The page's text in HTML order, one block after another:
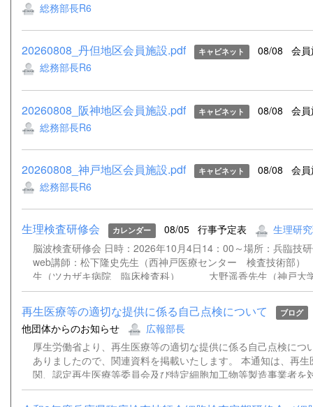
総務部長R6
20260808_丹但地区会員施設.pdf キャビネット 08/08
会
総務部長R6
20260808_阪神地区会員施設.pdf キャビネット 08/08
会
総務部長R6
20260808_神戸地区会員施設.pdf キャビネット 08/08
会
総務部長R6
生理検査研修会 カレンダー 08/05 行事予定表
生理研
脳波検査研修会 日時：2026年10月4日14：00～場所：兵臨技
web講師：松下隆史先生（西神戸医療センター 検査技術
生（ツカザキ病院 臨床検査科） 大野遥香先生（神戸大
院 検査部） 松﨑俊樹先生（姫路赤十字病院 検査技術
再生医療等の適切な提供に係る自己点検について ブログ
他団体からのお知らせ
広報部長
厚生労働省より、再生医療等の適切な提供に係る自己点検につ
ありましたので、関連資料を掲載いたします。 本通知は、再
関、認定再生医療等委員会及び特定細胞加工物等製造事業者を
基づく再生医療等の適切な提供体制について自己点検を実施し
置を講じるよう求めるものです。 詳細につきましては、添付